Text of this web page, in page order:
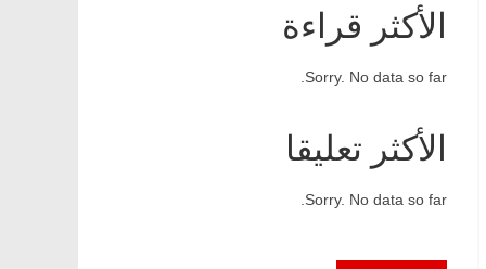
الأكثر قراءة
Sorry. No data so far.
الأكثر تعليقا
Sorry. No data so far.